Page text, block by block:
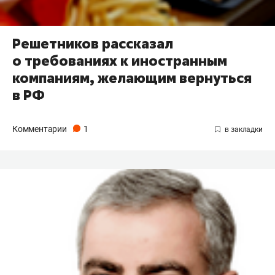
Решетников рассказал
о требованиях к иностранным
компаниям, желающим вернуться
в РФ
Комментарии 1